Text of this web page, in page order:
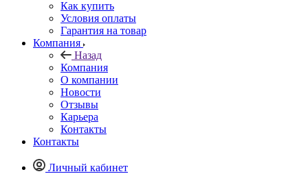
Как купить
Условия оплаты
Гарантия на товар
Компания
Назад
Компания
О компании
Новости
Отзывы
Карьера
Контакты
Контакты
Личный кабинет